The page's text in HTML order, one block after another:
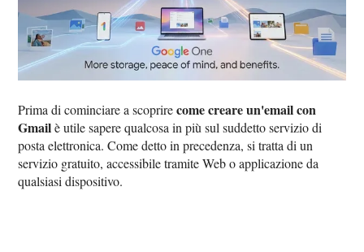
Prima di cominciare a scoprirecome creare un'email con
Gmailè utile sapere qualcosa in più sul suddetto servizio di
posta elettronica. Come detto in precedenza, si tratta di un
servizio gratuito, accessibile tramite Web o applicazione da
qualsiasi dispositivo.